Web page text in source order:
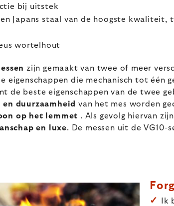
bij uitstek
Japans staal van de hoogste kwaliteit,
wortelhout
zijn gemaakt van twee of meer
eigenschappen die mechanisch tot één
de beste eigenschappen van de twee
en duurzaamheid van het mes worden
op het lemmet . Als gevolg hiervan
en luxe. De messen uit de VG10-
✓ Ik